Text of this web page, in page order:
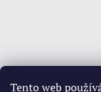
Tento web